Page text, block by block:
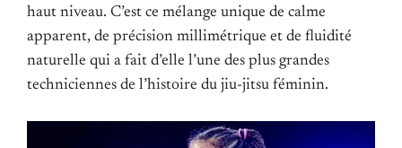
haut niveau. C’est ce mélange unique de calme
apparent, de précision millimétrique et de fluidité
naturelle qui a fait d’elle l’une des plus grandes
techniciennes de l’histoire du jiu-jitsu féminin.